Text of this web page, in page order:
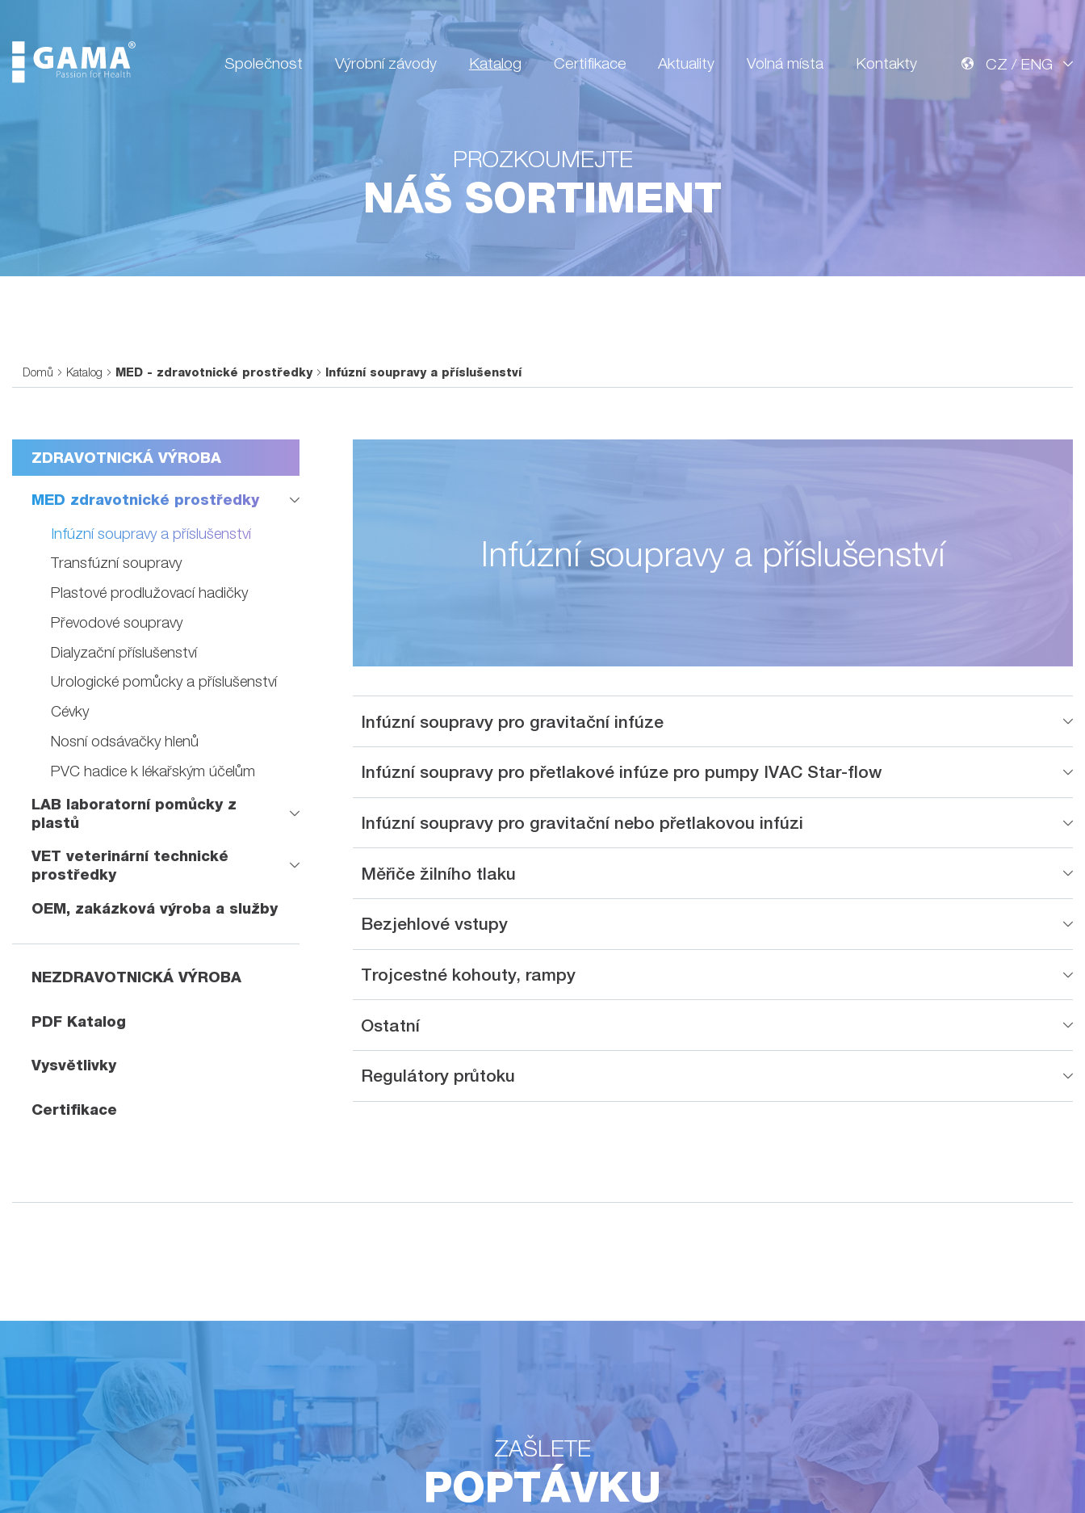
Společnost Výrobní závody Katalog Certifikace Aktuality Volná místa Kontakty CZ / ENG
PROZKOUMEJTE
NÁŠ SORTIMENT
Domů Katalog MED - zdravotnické prostředky Infúzní soupravy a příslušenství
ZDRAVOTNICKÁ VÝROBA
MED zdravotnické prostředky
Infúzní soupravy a příslušenství
Transfúzní soupravy
Plastové prodlužovací hadičky
Převodové soupravy
Dialyzační příslušenství
Urologické pomůcky a příslušenství
Cévky
Nosní odsávačky hlenů
PVC hadice k lékařským účelům
LAB laboratorní pomůcky z
plastů
VET veterinární technické
prostředky
OEM, zakázková výroba a služby
NEZDRAVOTNICKÁ VÝROBA
PDF Katalog
Vysvětlivky
Certifikace
Infúzní soupravy a příslušenství
Infúzní soupravy pro gravitační infúze
Infúzní soupravy pro přetlakové infúze pro pumpy IVAC Star-flow
Infúzní soupravy pro gravitační nebo přetlakovou infúzi
Měřiče žilního tlaku
Bezjehlové vstupy
Trojcestné kohouty, rampy
Ostatní
Regulátory průtoku
ZAŠLETE
POPTÁVKU